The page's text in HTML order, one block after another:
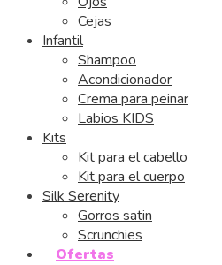
Cejas
Infantil
Shampoo
Acondicionador
Crema para peinar
Labios KIDS
Kits
Kit para el cabello
Kit para el cuerpo
Silk Serenity
Gorros satin
Scrunchies
Ofertas